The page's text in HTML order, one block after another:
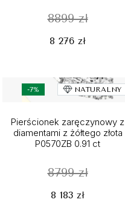
8899 zł
8 276 zł
-7% NATURALNY
Pierścionek zaręczynowy z
diamentami z żółtego złota
P0570ZB 0.91 ct
8799 zł
8 183 zł